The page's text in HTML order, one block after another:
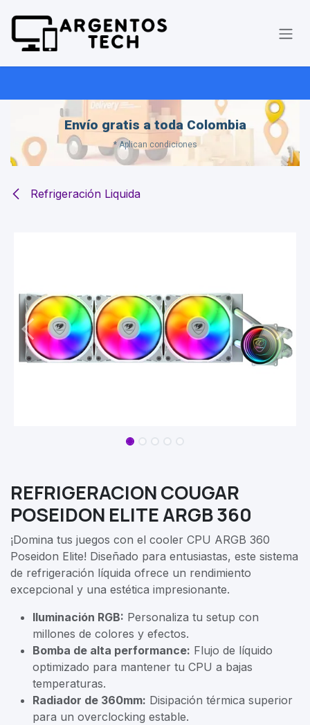
Envío gratis a toda Colombia
* Aplican condiciones
Refrigeración Liquida
REFRIGERACION COUGAR
POSEIDON ELITE ARGB 360
¡Domina tus juegos con el cooler CPU ARGB 360
Poseidon Elite! Diseñado para entusiastas, este sistema
de refrigeración líquida ofrece un rendimiento
excepcional y una estética impresionante.
Iluminación RGB: Personaliza tu setup con
millones de colores y efectos.
Bomba de alta performance: Flujo de líquido
optimizado para mantener tu CPU a bajas
temperaturas.
Radiador de 360mm: Disipación térmica superior
para un overclocking estable.